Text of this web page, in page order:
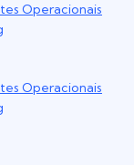
Operacionais
Operacionais